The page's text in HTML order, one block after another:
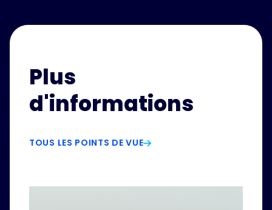
Plus
d'informations
TOUS LES POINTS DE VUE